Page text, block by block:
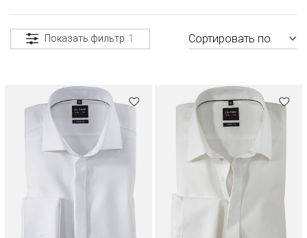
Показать фильтр 1 Сортировать по